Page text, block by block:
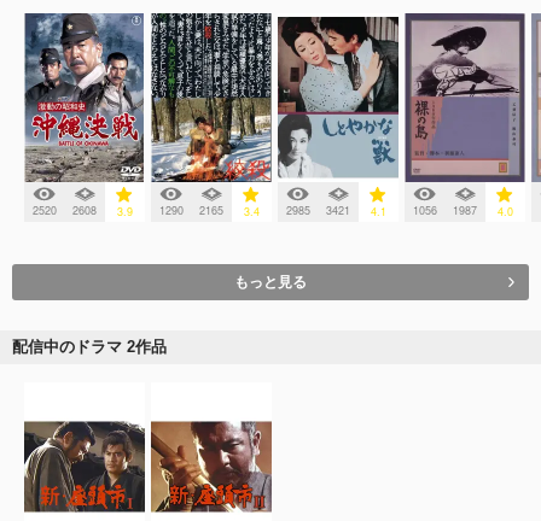
2520 2608 3.9 1290 2165 3.4 2985 3421 4.1 1056 1987 4.0
もっと見る
配信中のドラマ 2作品